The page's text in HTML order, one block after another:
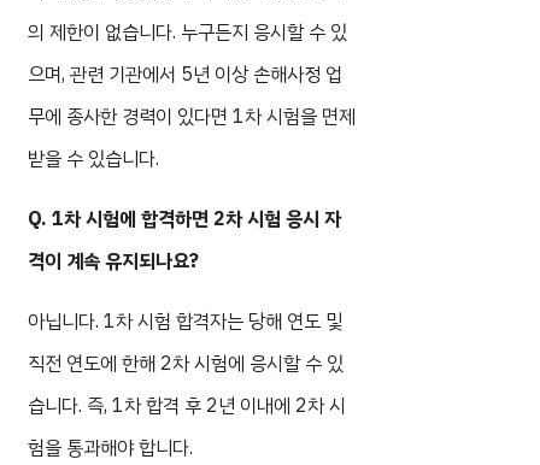
의 제한이 없습니다. 누구든지 응시할 수 있
으며, 관련 기관에서 5년 이상 손해사정 업
무에 종사한 경력이 있다면 1차 시험을 면제
받을 수 있습니다.
Q. 1차 시험에 합격하면 2차 시험 응시 자
격이 계속 유지되나요?
아닙니다. 1차 시험 합격자는 당해 연도 및
직전 연도에 한해 2차 시험에 응시할 수 있
습니다. 즉, 1차 합격 후 2년 이내에 2차 시
험을 통과해야 합니다.